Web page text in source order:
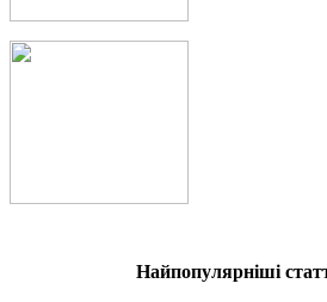
Найпопулярніші